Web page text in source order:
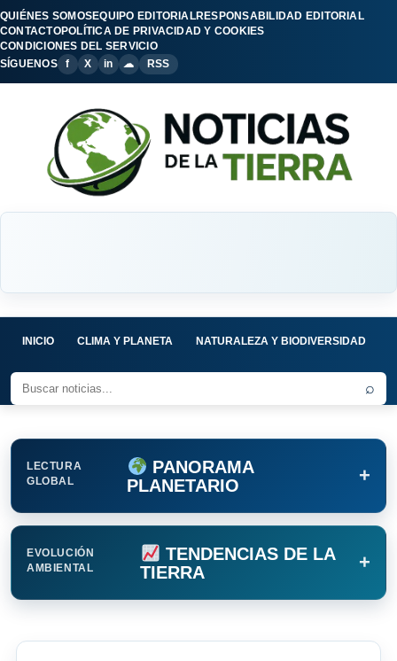
QUIÉNES SOMOSEQUIPO EDITORIALRESPONSABILIDAD EDITORIAL
CONTACTOPOLÍTICA DE PRIVACIDAD Y COOKIES
CONDICIONES DEL SERVICIO
SÍGUENOS
f X in ☁ RSS
INICIO CLIMA Y PLANETA NATURALEZA Y BIODIVERSIDAD
⌕
LECTURA
GLOBAL
PANORAMA
PLANETARIO
+
EVOLUCIÓN
AMBIENTAL
TENDENCIAS DE LA
TIERRA
+